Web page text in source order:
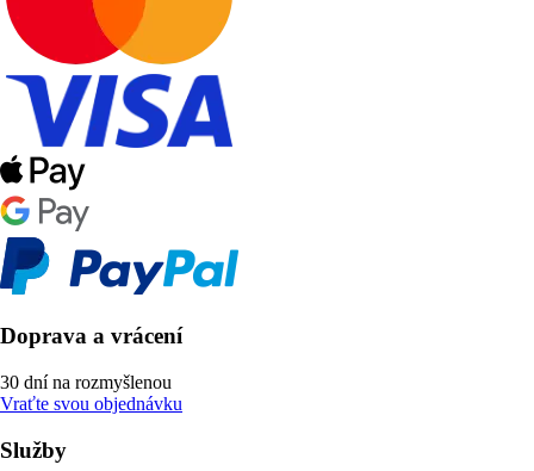
Doprava a vrácení
30 dní na rozmyšlenou
Vraťte svou objednávku
Služby